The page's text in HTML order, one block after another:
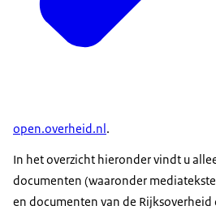
open.overheid.nl.
In het overzicht hieronder vindt u
documenten (waaronder
en documenten van de